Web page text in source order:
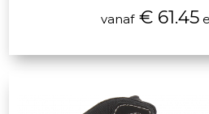
vanaf€ 61.45